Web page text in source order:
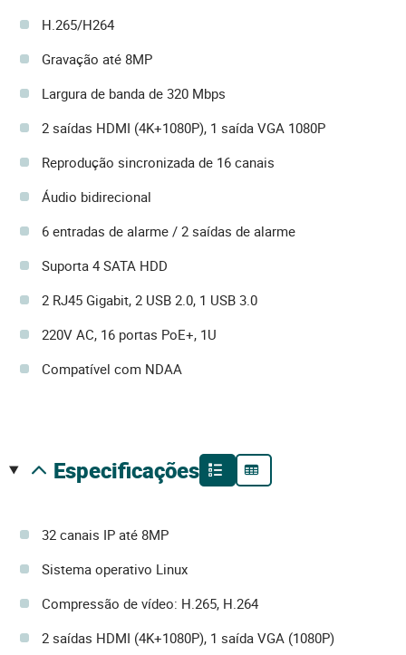
H.265/H264
Gravação até 8MP
Largura de banda de 320 Mbps
2 saídas HDMI (4K+1080P), 1 saída VGA 1080P
Reprodução sincronizada de 16 canais
Áudio bidirecional
6 entradas de alarme / 2 saídas de alarme
Suporta 4 SATA HDD
2 RJ45 Gigabit, 2 USB 2.0, 1 USB 3.0
220V AC, 16 portas PoE+, 1U
Compatível com NDAA
especificações
32 canais IP até 8MP
Sistema operativo Linux
Compressão de vídeo: H.265, H.264
2 saídas HDMI (4K+1080P), 1 saída VGA (1080P)